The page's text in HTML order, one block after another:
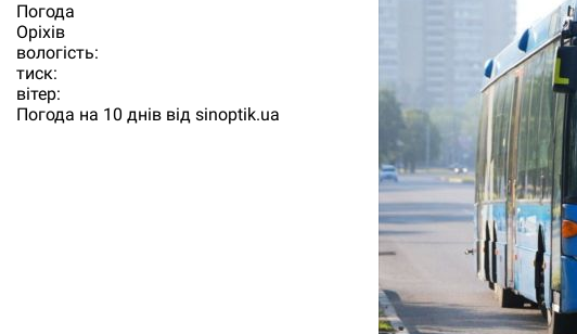
Погода
Орiхiв
вологість:
тиск:
вітер:
Погода на 10 днів від sinoptik.ua